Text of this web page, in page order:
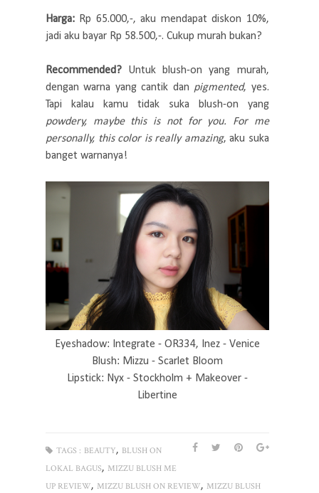
Harga: Rp 65.000,-, aku mendapat diskon 10%,
jadi aku bayar Rp 58.500,-. Cukup murah bukan?
Recommended? Untuk blush-on yang murah,
dengan warna yang cantik dan pigmented, yes.
Tapi kalau kamu tidak suka blush-on yang
powdery, maybe this is not for you. For me
personally, this color is really amazing, aku suka
banget warnanya!
Eyeshadow: Integrate - OR334, Inez - Venice
Blush: Mizzu - Scarlet Bloom
Lipstick: Nyx - Stockholm + Makeover -
Libertine
TAGS : BEAUTY, BLUSH ON
LOKAL BAGUS, MIZZU BLUSH ME
UP REVIEW, MIZZU BLUSH ON REVIEW, MIZZU BLUSH